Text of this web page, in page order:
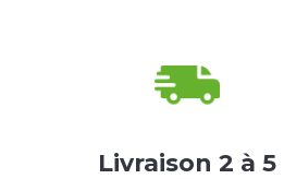
Livraison 2 à 5